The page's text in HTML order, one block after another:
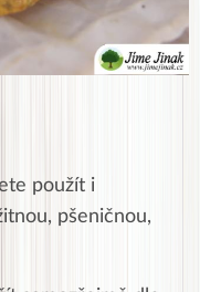
použít i
pšeničnou,